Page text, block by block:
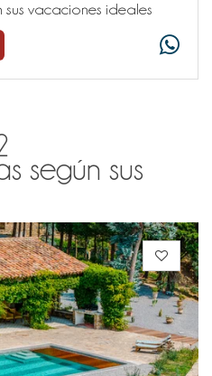
vacaciones ideales
según sus